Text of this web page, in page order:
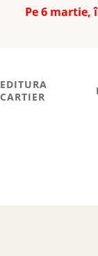
Pe 6
EDITURA
CARTIER